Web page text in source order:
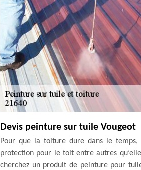
Devis peinture sur tuile Vougeot
Pour que la toiture dure dans le
protection pour le toit entre autres
cherchez un produit de peinture pour